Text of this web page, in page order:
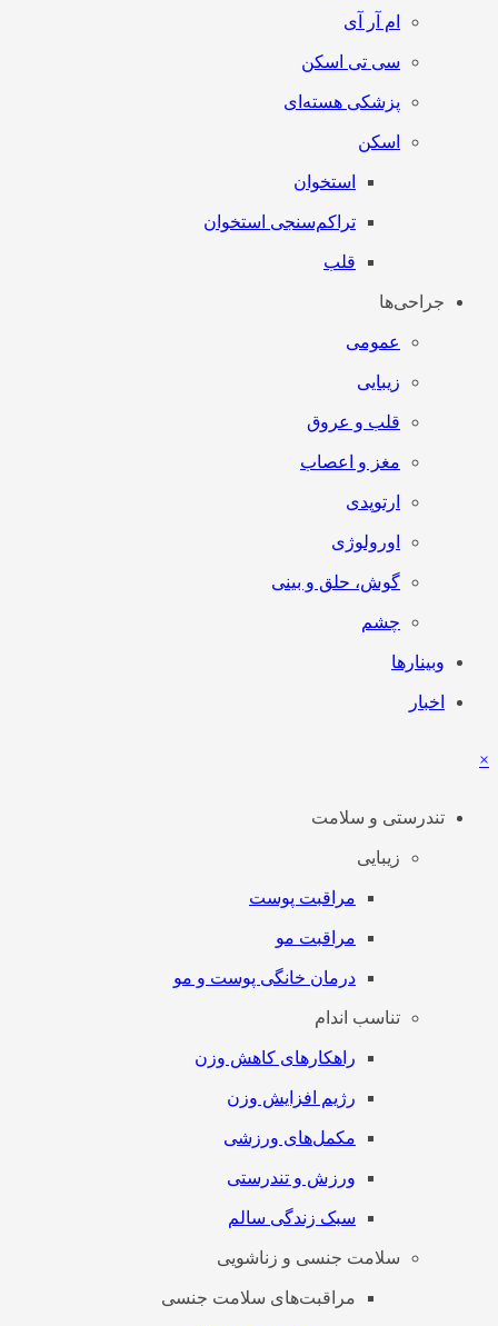
ام آر آی
سی تی اسکن
پزشکی هسته‌ای
اسکن
استخوان
تراکم‌سنجی استخوان
قلب
جراحی‌ها
عمومی
زیبایی
قلب و عروق
مغز و اعصاب
ارتوپدی
اورولوژی
گوش، حلق و بینی
چشم
وبینارها
اخبار
×
تندرستی و سلامت
زیبایی
مراقبت پوست
مراقبت مو
درمان خانگی پوست و مو
تناسب اندام
راهکارهای کاهش وزن
رژیم افزایش وزن
مکمل‌های ورزشی
ورزش و تندرستی
سبک زندگی سالم
سلامت جنسی و زناشویی
مراقبت‌های سلامت جنسی